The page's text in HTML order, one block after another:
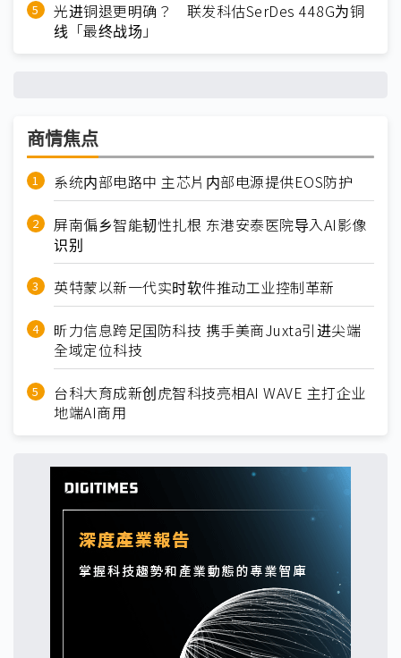
光进铜退更明确？ 联发科估SerDes 448G为铜
线「最终战场」
商情焦点
系统内部电路中 主芯片内部电源提供EOS防护
屏南偏乡智能韧性扎根 东港安泰医院导入AI影像
识别
英特蒙以新一代实时软件推动工业控制革新
昕力信息跨足国防科技 携手美商Juxta引进尖端
全域定位科技
台科大育成新创虎智科技亮相AI WAVE 主打企业
地端AI商用